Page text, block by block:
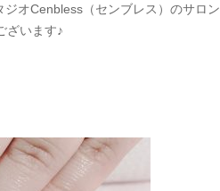
オCenbless（センブレス）のサロン
ざいます♪